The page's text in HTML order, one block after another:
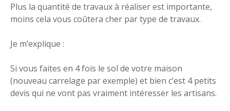
Plus la quantité de travaux à réaliser est importante,
moins cela vous coûtera cher par type de travaux.
Je m’explique :
Si vous faites en 4 fois le sol de votre maison
(nouveau carrelage par exemple) et bien c’est 4 petits
devis qui ne vont pas vraiment intéresser les artisans.